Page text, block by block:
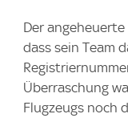
Der
dass sein Team
Überraschung
Flugzeugs noch